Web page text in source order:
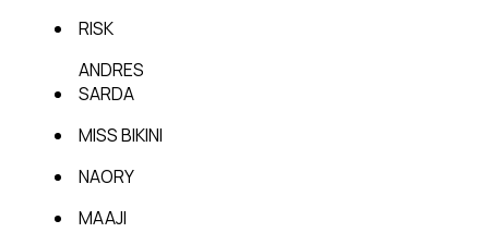
RISK
ANDRES
SARDA
MISS BIKINI
NAORY
MAAJI